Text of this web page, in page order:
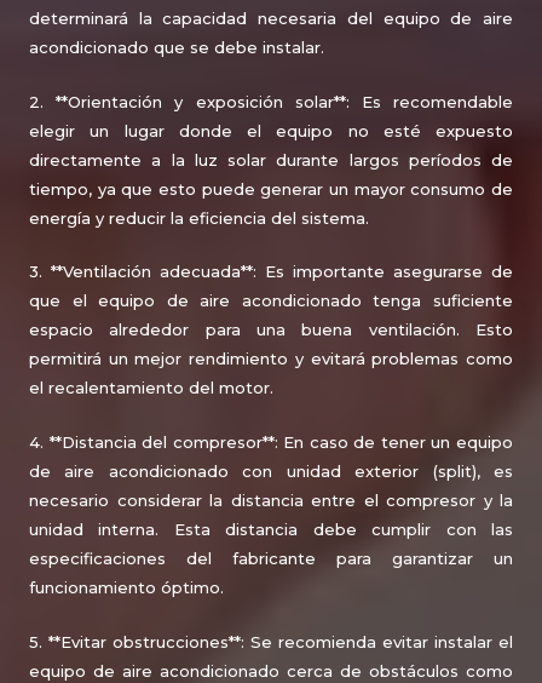
determinará la capacidad necesaria del equipo de aire
acondicionado que se debe instalar.
2. **Orientación y exposición solar**: Es recomendable
elegir un lugar donde el equipo no esté expuesto
directamente a la luz solar durante largos períodos de
tiempo, ya que esto puede generar un mayor consumo de
energía y reducir la eficiencia del sistema.
3. **Ventilación adecuada**: Es importante asegurarse de
que el equipo de aire acondicionado tenga suficiente
espacio alrededor para una buena ventilación. Esto
permitirá un mejor rendimiento y evitará problemas como
el recalentamiento del motor.
4. **Distancia del compresor**: En caso de tener un equipo
de aire acondicionado con unidad exterior (split), es
necesario considerar la distancia entre el compresor y la
unidad interna. Esta distancia debe cumplir con las
especificaciones del fabricante para garantizar un
funcionamiento óptimo.
5. **Evitar obstrucciones**: Se recomienda evitar instalar el
equipo de aire acondicionado cerca de obstáculos como